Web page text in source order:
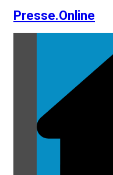
SkipPresse.Online